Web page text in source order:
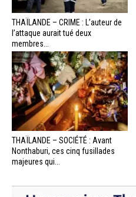
THAÏLANDE – CRIME : L’auteur de
l’attaque aurait tué deux
membres...
THAÏLANDE – SOCIÉTÉ : Avant
Nonthaburi, ces cinq fusillades
majeures qui...